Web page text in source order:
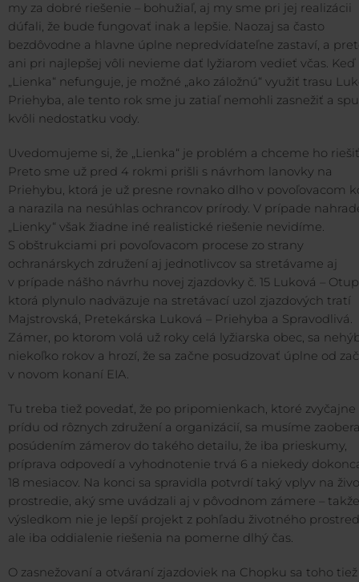
my za dobré riešenie – bohužiaľ, aj my sme pri jej realizácii
dúfali, že bude fungovať inak a lepšie. Naozaj sa často
bezdôvodne a hlavne úplne nepredvídateľne zastaví, a
ani pri najlepšej vôli nevieme dať lyžiarom vedieť včas. Keď
„Lienka“ nefunguje, je možné „ako záložnú“ využiť trasu
Priehyba, ale tento rok sme ju zatiaľ nemohli zasnežiť a
kvôli nedostatku vody.
Uvedomujeme si, že „Lienka“ je problém a chceme ho
Preto sme už pred 4 rokmi prišli s návrhom lanovky na
Priehybu, ktorá je už presne rovnako dlho v povoľovacom
a narazila na nesúhlas ochrancov prírody. V prípade
„Lienky“ však žiadne iné realistické riešenie nevidíme.
S obštrukciami pri povoľovacom procese zo strany
ochranárskych združení aj jednotlivcov sa stretávame aj
v prípade nášho návrhu novej zjazdovky č. 15 Luková –
ktorá plynulo nadväzuje na stretávací uzol zjazdových tratí
Majstrovská, Pretekárska Luková – Priehyba a Spravodlivá.
Zámer, po ktorom volá už roky celá lyžiarska obec, sa
niekoľko rokov a hrozí, že sa začne posudzovať úplne od
v novom konaní EIA.
Tu treba tiež povedať, že po pripomienkach, ktoré zvyčajne
prídu od rôznych združení a organizácií, sa musíme
posúdením zámerov do takého detailu, že iba prieskumy,
príprava odpovedí a vyhodnotenie trvá 6 a niekedy
18 mesiacov. Na konci sa spravidla potvrdí taký vplyv na
prostredie, aký sme uvádzali aj v pôvodnom zámere – takže
výsledkom nie je lepší projekt z pohľadu životného
ale iba oddialenie riešenia na pomerne dlhý čas.
O zasnežovaní a otváraní zjazdoviek na Chopku sa toho tiež